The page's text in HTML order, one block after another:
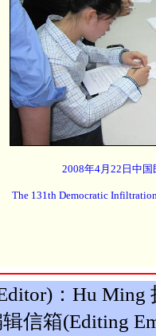
2008年4月22日中
The 131th Democratic
：Hu Ming
信箱(Editing